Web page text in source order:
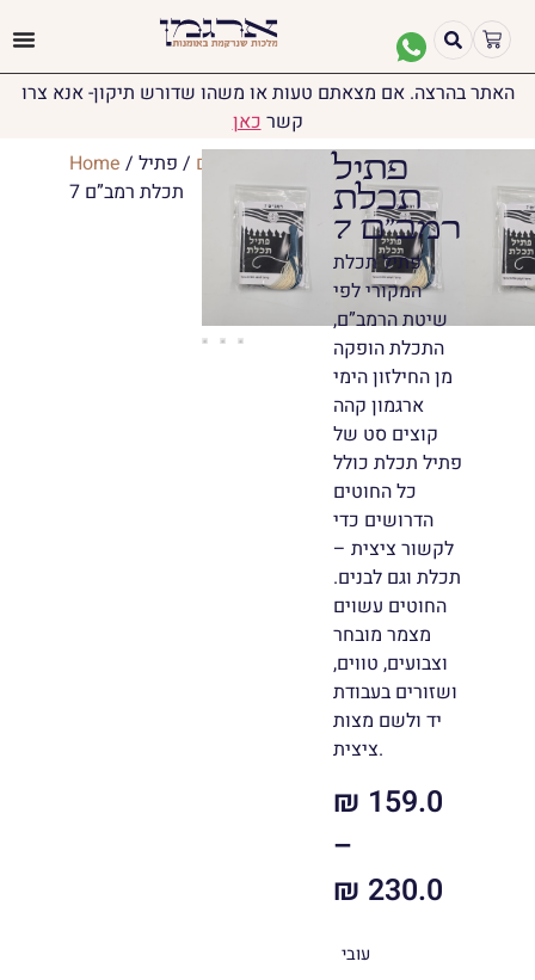
האתר בהרצה. אם מצאתם טעות או משהו שדורש תיקון- אנא צרו
קשרכאן
Home / יודאיקה/ פתילים / פתיל
תכלת רמב”ם 7
פתיל
תכלת
רמב”ם 7
פתיל תכלת
המקורי לפי
שיטת הרמב”ם,
התכלת הופקה
מן החילזון הימי
ארגמון קהה
קוצים סט של
פתיל תכלת כולל
כל החוטים
הדרושים כדי
לקשור ציצית –
תכלת וגם לבנים.
החוטים עשוים
מצמר מובחר
וצבועים, טווים,
ושזורים בעבודת
יד ולשם מצות
ציצית.
₪ 159.0
–
₪ 230.0
עובי